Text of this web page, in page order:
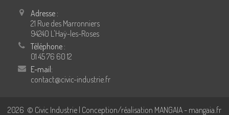
Adresse :
21 Rue des Marronniers
94240 L'Haÿ-les-Roses
Téléphone :
01 45 76 60 12
E-mail:
contact@civic-industrie.fr
2026 © Civic Industrie | Conception/réalisation MANGAIA - mangaia.fr